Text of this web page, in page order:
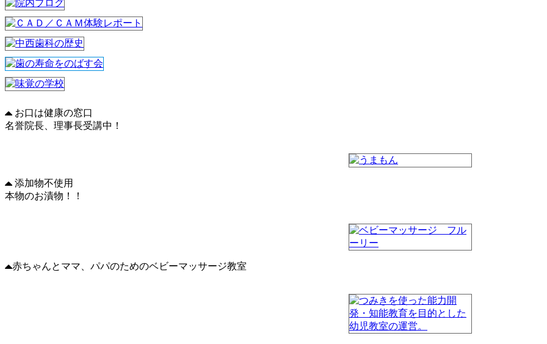
お口は健康の窓口
名誉院長、理事長受講中！
添加物不使用
本物のお漬物！！
赤ちゃんとママ、パパのためのベビーマッサージ教室